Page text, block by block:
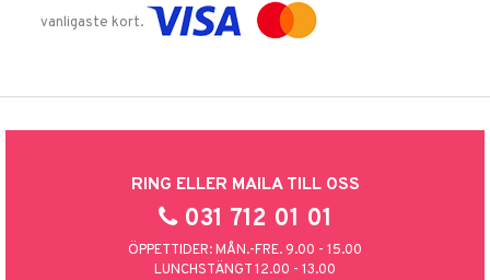
vanligaste kort.
RING ELLER MAILA TILL OSS
031 712 01 01
ÖPPETTIDER: MÅN.-FRE. 9.00 - 15.00
LUNCHSTÄNGT 12.00 - 13.00